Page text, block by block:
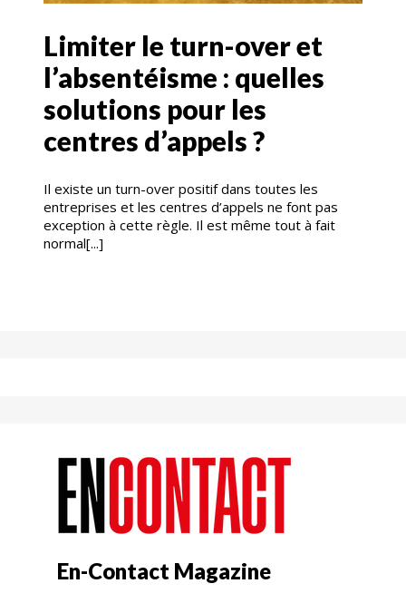
Limiter le turn-over et
l’absentéisme : quelles
solutions pour les
centres d’appels ?
Il existe un turn-over positif dans toutes les
entreprises et les centres d’appels ne font pas
exception à cette règle. Il est même tout à fait
normal[...]
En-Contact Magazine